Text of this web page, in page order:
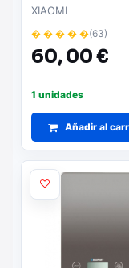
Cooker 1.5L/
Capacidad 1.5L
XIAOMI
� � � � �(63)
60,00 €
1 unidades
Añadir al